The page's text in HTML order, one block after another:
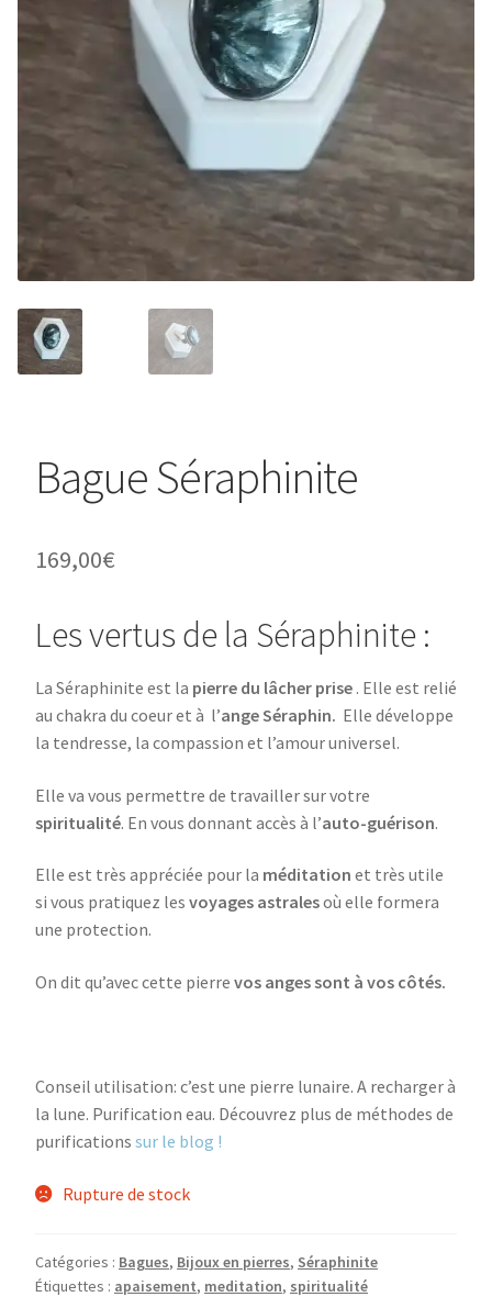
Bague Séraphinite
169,00€
Les vertus de la Séraphinite :
La Séraphinite est la pierre du lâcher prise . Elle est relié
au chakra du coeur et à l’ange Séraphin. Elle développe
la tendresse, la compassion et l’amour universel.
Elle va vous permettre de travailler sur votre
spiritualité. En vous donnant accès à l’auto-guérison.
Elle est très appréciée pour la méditation et très utile
si vous pratiquez les voyages astralesoù elle formera
une protection.
On dit qu’avec cette pierre vos anges sont à vos côtés.
Conseil utilisation: c’est une pierre lunaire. A recharger à
la lune. Purification eau. Découvrez plus de méthodes de
purifications sur le blog !
Rupture de stock
Catégories : Bagues, Bijoux en pierres, Séraphinite
Étiquettes : apaisement, meditation, spiritualité